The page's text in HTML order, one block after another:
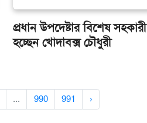
প্রধান উপদেষ্টার বিশেষ সহকারী
হচ্ছেন খোদাবক্স চৌধুরী
... 990 991 ›